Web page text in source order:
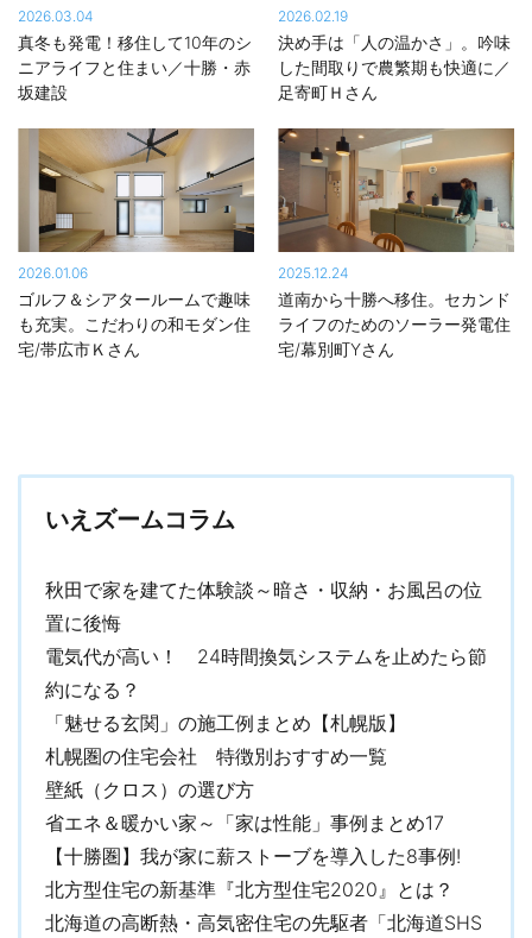
自社グル―プで開発することで、高性能・高品質な住まいを標準
仕様、納得価格で提供しています。
デザイン・テイストは豊富なラインアップから好みのスタイルが
選べます。また、二世帯住宅や平屋、三階建てなど、敷地条件や
家族構成に合わせた最適なプランを提案しています。
一条工務店の家づくりが分かる多彩な施設やサービス
道内各地で、入居宅訪問や構造・完成見学会、無料地盤調査、バ
ーチャル展示場など、一条工務店の家づくりを知ることができる
サービスやイベントを開催しています。石狩市の「札幌ハウジン
グテクノロジーセンター」は、実際に見て触れて「性能の違い」
※展示場の詳細・見学予約は下記の「公開中のモデルハウス」一覧
2026.03.04
真冬も発電！移住して10年のシ
ニアライフと住まい／十勝・赤
坂建設
2026.02.19
決め手は「人の温かさ」。吟味
した間取りで農繁期も快適に／
足寄町Ｈさん
2026.01.06
ゴルフ＆シアタールームで趣味
も充実。こだわりの和モダン住
宅/帯広市Ｋさん
2025.12.24
道南から十勝へ移住。セカンド
ライフのためのソーラー発電住
宅/幕別町Yさん
いえズームコラム
秋田で家を建てた体験談～暗さ・収納・お風呂の位
置に後悔
電気代が高い！ 24時間換気システムを止めたら節
約になる？
「魅せる玄関」の施工例まとめ【札幌版】
札幌圏の住宅会社 特徴別おすすめ一覧
壁紙（クロス）の選び方
省エネ＆暖かい家～「家は性能」事例まとめ17
【十勝圏】我が家に薪ストーブを導入した8事例!
北方型住宅の新基準『北方型住宅2020』とは？
北海道の高断熱・高気密住宅の先駆者「北海道SHS